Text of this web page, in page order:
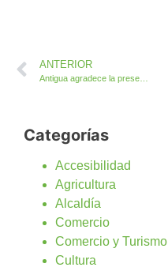
ANTERIOR
Categorías
Accesibilidad
Agricultura
Alcaldía
Comercio
Comercio y Turismo
Cultura